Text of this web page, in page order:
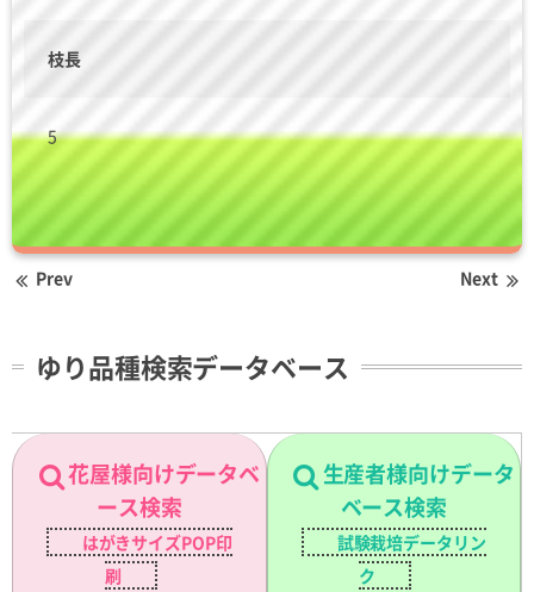
枝長
5
Prev Next
ゆり品種検索データベース
花屋様向けデータベ
ース検索
はがきサイズPOP印
刷
生産者様向けデータ
ベース検索
試験栽培データリン
ク